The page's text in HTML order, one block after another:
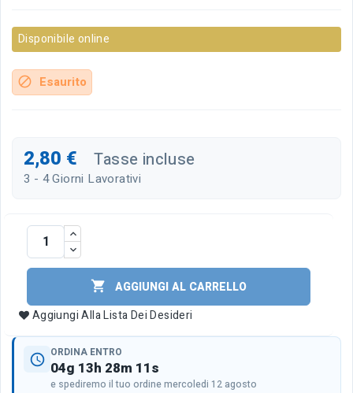
Disponibile online
block Esaurito
2,80 € Tasse incluse
3 - 4 Giorni Lavorativi

AGGIUNGI AL CARRELLO
Aggiungi Alla Lista Dei Desideri
schedule ORDINA ENTRO
04g 13h 28m 11s
e spediremo il tuo ordine mercoledi 12 agosto